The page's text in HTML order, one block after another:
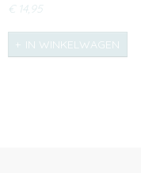
€ 14,95
IN WINKELWAGEN